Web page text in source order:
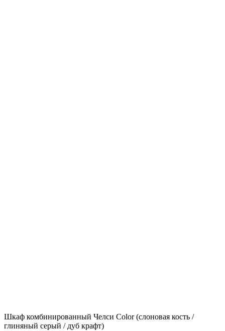
Шкаф комбинированный Челси Color (слоновая кость /
глиняный серый / дуб крафт)